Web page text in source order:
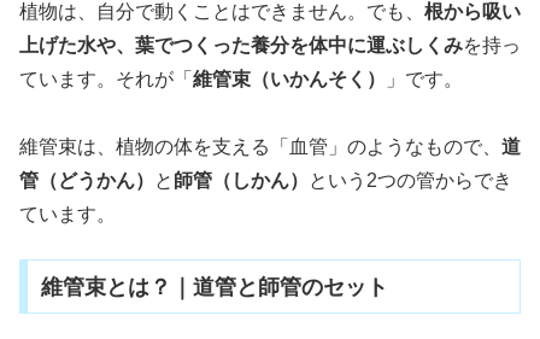
植物は、自分で動くことはできません。でも、 根から吸い
上げた水や、葉でつくった養分を体中に運ぶしくみを持っ
ています。それが「 維管束（いかんそく） 」です。
維管束は、植物の体を支える「血管」のようなもので、 道
管（どうかん）
と 師管（しかん）
という2つの管からでき
ています。
維管束とは？｜道管と師管のセット